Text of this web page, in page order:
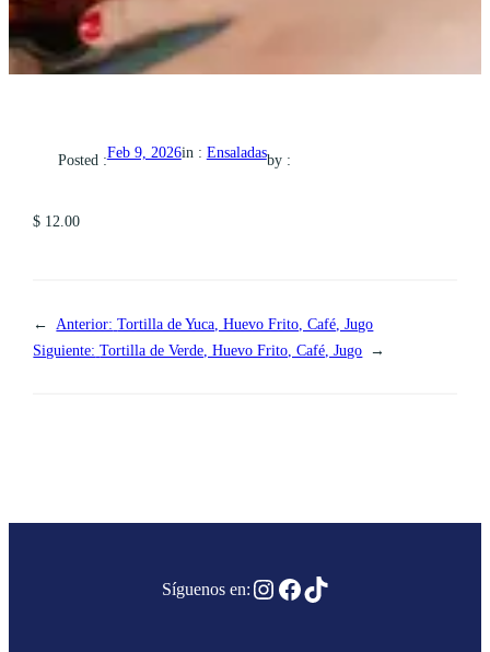
Posted :Feb 9, 2026in : Ensaladasby :
$ 12.00
← Anterior: Tortilla de Yuca, Huevo Frito, Café, Jugo
Siguiente: Tortilla de Verde, Huevo Frito, Café, Jugo →
Síguenos en:Instagram
Facebook
TikTok